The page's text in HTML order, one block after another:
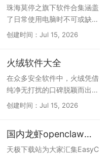
下载体验下，这是天极下载软
件专员精心为各位准备的，希
boardmix博思白板、Proces
nd树图。
大大降低了新用户的学习门
槛，也让老用户的重码体验更
几款口碑出色的电脑五笔输入
清爽简洁的QQ五笔、大词库
的万能五笔，以及微信输入
法、百度五笔、极品五笔等实
又顺手的那一款。
上海五星体育和广东体育频道
获授电视转播权。我们不仅可
以观看实时进行的比赛，还可
以回顾以往比赛中的精彩瞬
赛程，让我们可以更好的观
看、了解2026世界杯。
珠海莫停之旗下软件合集涵盖
了日常使用电脑时不可或缺的
几款高效工具，能一站式解决
ws优化大师帮助清理垃圾和
优化性能，让系统运行更流
畅；Win解压缩和Win看图王
让文件浏览和解压变得轻松便
和DLL系统修复工具则专门解
决硬件驱动与系统报错等棘手
创建时间：Jul 15, 2026
火绒软件大全
在众多安全软件中，火绒凭借
纯净无打扰的口碑脱颖而出。
这份火绒软件大全汇聚了火绒
畅。《火绒安全软件》作为主
力安全防护工具，以轻巧不卡
创建时间：Jul 15, 2026
国内龙虾openclaw软件合集
天极下载站为大家汇集EasyC